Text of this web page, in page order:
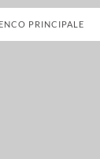
PRINCIPALE